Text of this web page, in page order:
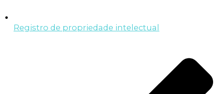
Registro de propriedade intelectual